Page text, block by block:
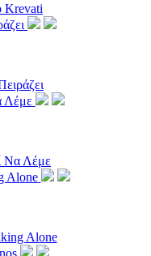
Krevati
Να Λέμε
Alone